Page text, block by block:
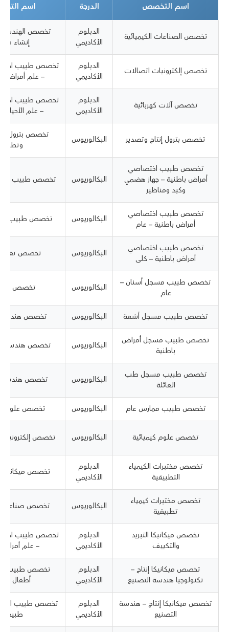
اسم التخصص الدرجة اسم
تخصص الصناعات الكيميائية
الدبلوم
الأكاديمي
تخصص الهندسة
إنشاء
تخصص إلكترونيات اتصالات
الدبلوم
الأكاديمي
تخصص طبيب
– علم أمراض
تخصص آلات كهربائية
الدبلوم
الأكاديمي
تخصص طبيب
– علم الأحياء
تخصص بترول إنتاج وتصدير البكالوريوس
تخصص بترول
وتطوير
تخصص طبيب اختصاصي
أمراض باطنية – جهاز هضمي
وكبد ومناظير
البكالوريوس تخصص طبيب
تخصص طبيب اختصاصي
أمراض باطنية – عام
البكالوريوس تخصص طبيب
تخصص طبيب اختصاصي
أمراض باطنية – كلى
البكالوريوس تخصص تقني
تخصص طبيب مسجل أسنان –
عام
البكالوريوس تخصص
تخصص طبيب مسجل أشعة البكالوريوس تخصص هندسة
تخصص طبيب مسجل أمراض
باطنية
البكالوريوس تخصص هندسة
تخصص طبيب مسجل طب
العائلة
البكالوريوس تخصص هندسة
تخصص طبيب ممارس عام البكالوريوس تخصص علوم
تخصص علوم كيميائية البكالوريوس تخصص
تخصص مختبرات الكيمياء
التطبيقية
الدبلوم
الأكاديمي
تخصص ميكانيكا
تخصص مختبرات كيمياء
تطبيقية
البكالوريوس تخصص صناعات
تخصص ميكانيكا التبريد
والتكييف
الدبلوم
الأكاديمي
تخصص طبيب
– علم
تخصص ميكانيكا إنتاج –
تكنولوجيا هندسة التصنيع
الدبلوم
الأكاديمي
تخصص طبيب
أطفال –
تخصص ميكانيكا إنتاج – هندسة
التصنيع
الدبلوم
الأكاديمي
تخصص طبيب
طبيعي